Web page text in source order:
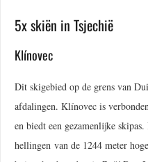
5x skiën in Tsjechië
Klínovec
Dit skigebied op de grens van
afdalingen. Klínovec is
en biedt een gezamenlijke
hellingen van de 1244 meter